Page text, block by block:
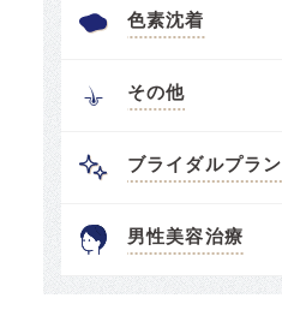
色素沈着
その他
ブライダルプラン
男性美容治療